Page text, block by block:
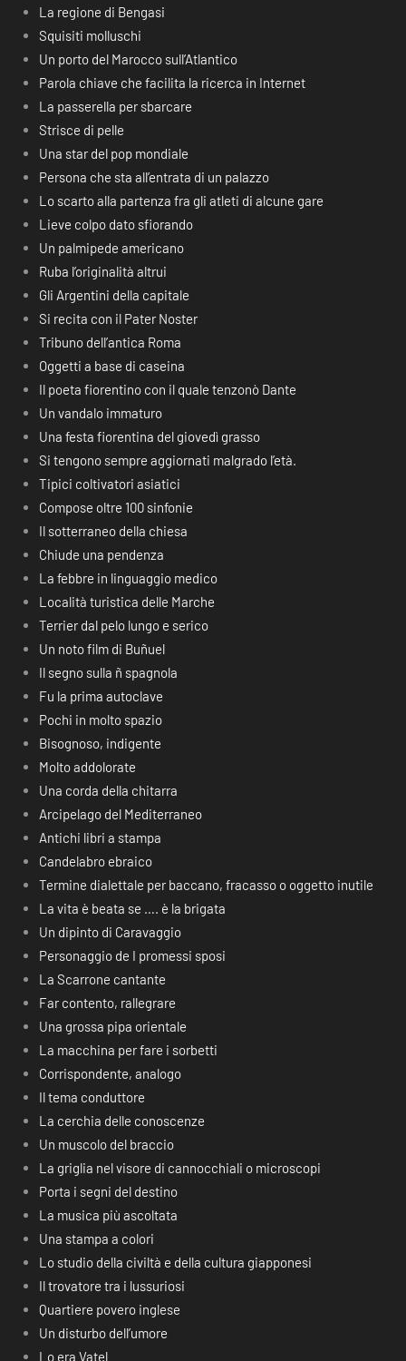
La regione di Bengasi
Squisiti molluschi
Un porto del Marocco sull’Atlantico
Parola chiave che facilita la ricerca in Internet
La passerella per sbarcare
Strisce di pelle
Una star del pop mondiale
Persona che sta all’entrata di un palazzo
Lo scarto alla partenza fra gli atleti di alcune gare
Lieve colpo dato sfiorando
Un palmipede americano
Ruba l’originalità altrui
Gli Argentini della capitale
Si recita con il Pater Noster
Tribuno dell’antica Roma
Oggetti a base di caseina
Il poeta fiorentino con il quale tenzonò Dante
Un vandalo immaturo
Una festa fiorentina del giovedì grasso
Si tengono sempre aggiornati malgrado l’età.
Tipici coltivatori asiatici
Compose oltre 100 sinfonie
Il sotterraneo della chiesa
Chiude una pendenza
La febbre in linguaggio medico
Località turistica delle Marche
Terrier dal pelo lungo e serico
Un noto film di Buñuel
Il segno sulla ñ spagnola
Fu la prima autoclave
Pochi in molto spazio
Bisognoso, indigente
Molto addolorate
Una corda della chitarra
Arcipelago del Mediterraneo
Antichi libri a stampa
Candelabro ebraico
Termine dialettale per baccano, fracasso o oggetto inutile
La vita è beata se …. è la brigata
Un dipinto di Caravaggio
Personaggio de I promessi sposi
La Scarrone cantante
Far contento, rallegrare
Una grossa pipa orientale
La macchina per fare i sorbetti
Corrispondente, analogo
Il tema conduttore
La cerchia delle conoscenze
Un muscolo del braccio
La griglia nel visore di cannocchiali o microscopi
Porta i segni del destino
La musica più ascoltata
Una stampa a colori
Lo studio della civiltà e della cultura giapponesi
Il trovatore tra i lussuriosi
Quartiere povero inglese
Un disturbo dell’umore
Lo era Vatel